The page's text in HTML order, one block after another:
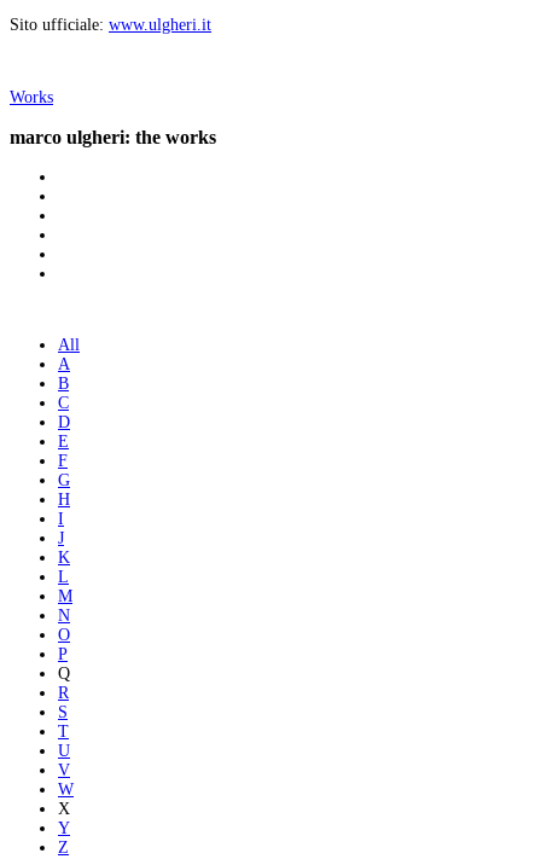
Sito ufficiale: www.ulgheri.it
Works
marco ulgheri: the works
All
A
B
C
D
E
F
G
H
I
J
K
L
M
N
O
P
Q
R
S
T
U
V
W
X
Y
Z